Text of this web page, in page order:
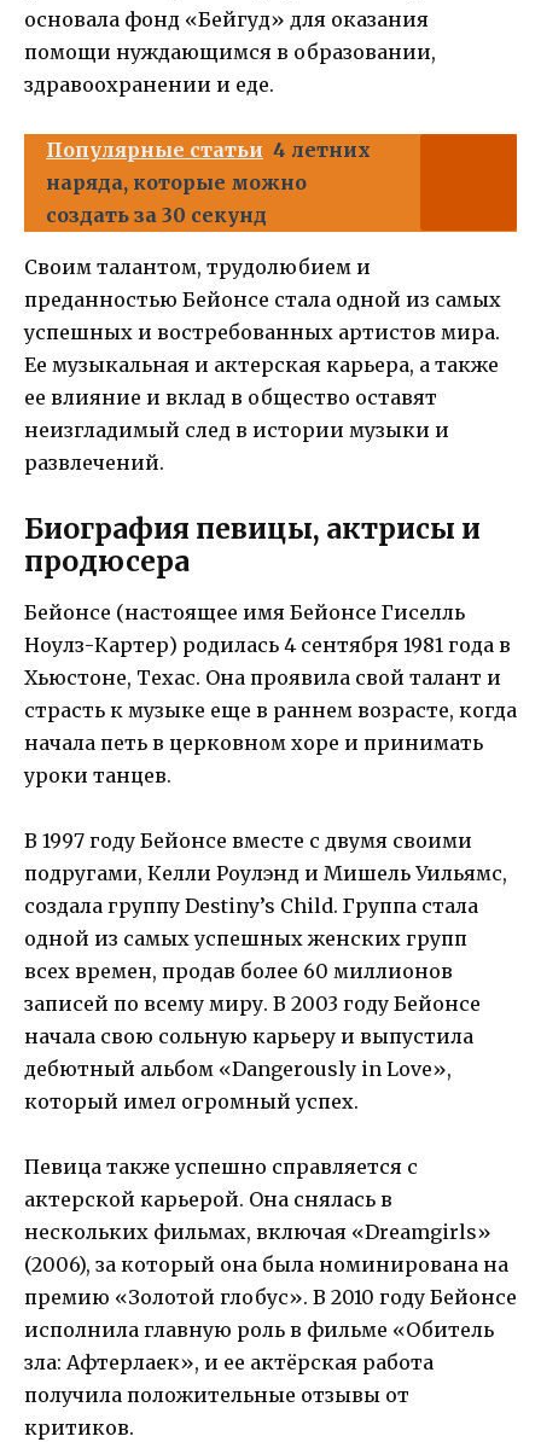
основала фонд «Бейгуд» для оказания
помощи нуждающимся в образовании,
здравоохранении и еде.
Популярные статьи 4 летних
наряда, которые можно
создать за 30 секунд
Своим талантом, трудолюбием и
преданностью Бейонсе стала одной из самых
успешных и востребованных артистов мира.
Ее музыкальная и актерская карьера, а также
ее влияние и вклад в общество оставят
неизгладимый след в истории музыки и
развлечений.
Биография певицы, актрисы и
продюсера
Бейонсе (настоящее имя Бейонсе Гиселль
Ноулз-Картер) родилась 4 сентября 1981 года в
Хьюстоне, Техас. Она проявила свой талант и
страсть к музыке еще в раннем возрасте, когда
начала петь в церковном хоре и принимать
уроки танцев.
В 1997 году Бейонсе вместе с двумя своими
подругами, Келли Роулэнд и Мишель Уильямс,
создала группу Destiny’s Child. Группа стала
одной из самых успешных женских групп
всех времен, продав более 60 миллионов
записей по всему миру. В 2003 году Бейонсе
начала свою сольную карьеру и выпустила
дебютный альбом «Dangerously in Love»,
который имел огромный успех.
Певица также успешно справляется с
актерской карьерой. Она снялась в
нескольких фильмах, включая «Dreamgirls»
(2006), за который она была номинирована на
премию «Золотой глобус». В 2010 году Бейонсе
исполнила главную роль в фильме «Обитель
зла: Афтерлаек», и ее актёрская работа
получила положительные отзывы от
критиков.